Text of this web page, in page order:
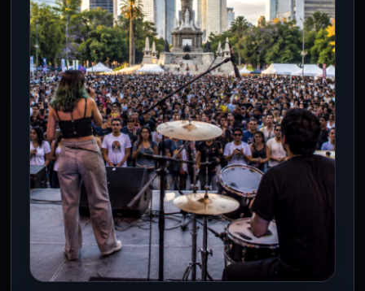
Ciudad de México (Sedema) realizará este
domingo 9 de agosto una…